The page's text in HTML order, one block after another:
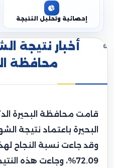
إحصائية وتحليل النتيجة
أخبار نتيجة
محافظة
قامت محافظة البحيرة
البحيرة باعتماد نتيجة
72.09%، وجاءت هذه